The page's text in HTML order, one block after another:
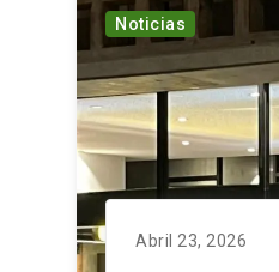
Abril 23, 2026
Noticias